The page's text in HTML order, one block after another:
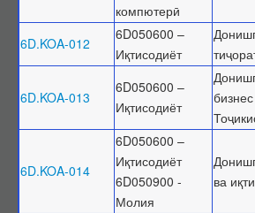
Бюллетени КОА
Санадҳои меъёрии ҳуқуқӣ
Конститутсияи ҶТ
Амру фармонҳои Президенти ҶТ
Қарорҳои Ҳукумати ҶТ
Маҷаллаҳои тақризшаванда
компютерӣ
6D.KOA-012
6D050600 –
Иқтисодиёт
6D.KOA-013
6D050600 –
Иқтисодиёт
6D.KOA-014
6D050600 –
Иқтисодиёт
6D050900 -
Молия
ва